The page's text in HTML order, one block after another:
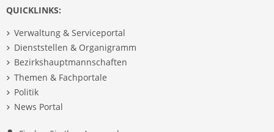
QUICKLINKS:
Verwaltung & Serviceportal
Dienststellen & Organigramm
Bezirkshauptmannschaften
Themen & Fachportale
Politik
News Portal